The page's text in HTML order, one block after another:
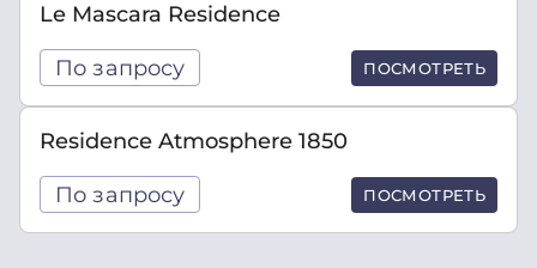
Le Mascara Residence
По запросу ПОСМОТРЕТЬ
Residence Atmosphere 1850
По запросу ПОСМОТРЕТЬ